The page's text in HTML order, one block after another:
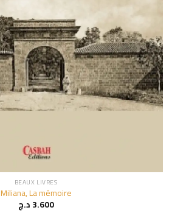
BEAUX LIVRES
Miliana, La mémoire
3.600د.ج